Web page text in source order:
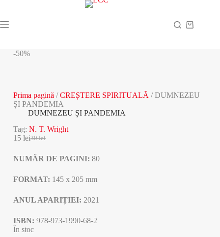
conținut
Coș
-50%
Prima pagină /CREȘTERE SPIRITUALĂ / DUMNEZEU
ȘI PANDEMIA
DUMNEZEU ȘI PANDEMIA
Tag: N. T. Wright
30lei
Prețul
a
30 lei.
15 leiPrețul
este:
NUMĂR DE PAGINI: 80
FORMAT: 145 x 205 mm
ANUL APARIȚIEI: 2021
ISBN: 978-973-1990-68-2
În stoc